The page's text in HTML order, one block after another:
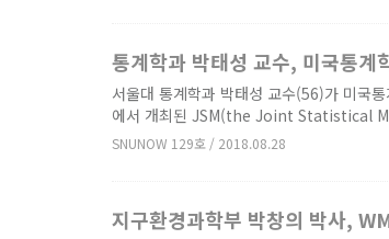
통계학과 박태성 교수, 미국통
서울대 통계학과 박태성 교수(56)가 미국
에서 개최된 JSM(the Joint Statistical
SNUNOW 129호 / 2018.08.28
지구환경과학부 박창의 박사,